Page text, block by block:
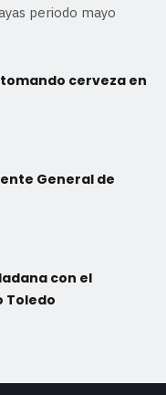
periodo mayo
cerveza en
General de
con el
Toledo